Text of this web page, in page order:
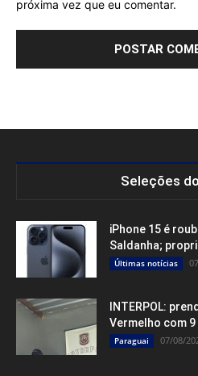
próxima vez que eu comentar.
Seleções
iPhone 15 é
Saldanha;
Últimas notícias
INTERPOL:
Vermelho com
Paraguai 07/08/